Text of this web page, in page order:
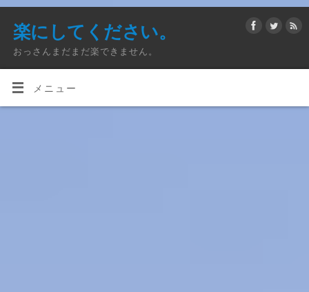
楽にしてください。
おっさんまだまだ楽できません。
メニュー